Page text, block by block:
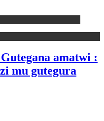
amatwi :
mu gutegura